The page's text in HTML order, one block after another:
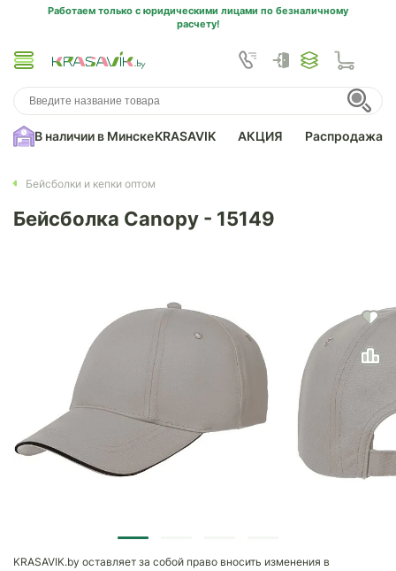
Работаем только с юридическими лицами по безналичному
расчету!
В наличии в МинскеKRASAVIK АКЦИЯ Распродажа
Бейсболки и кепки оптом
Бейсболка Canopy - 15149
KRASAVIK.by оставляет за собой право вносить изменения в